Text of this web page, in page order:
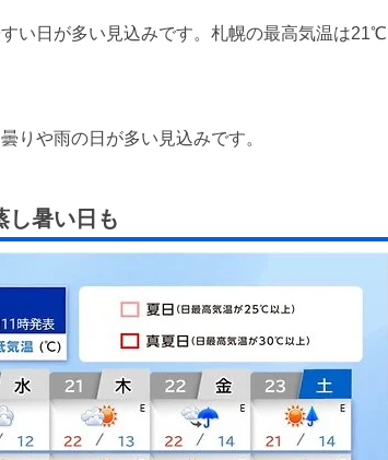
い日が多い見込みです。札幌の最高気温は21℃
りや雨の日が多い見込みです。
暑い日も